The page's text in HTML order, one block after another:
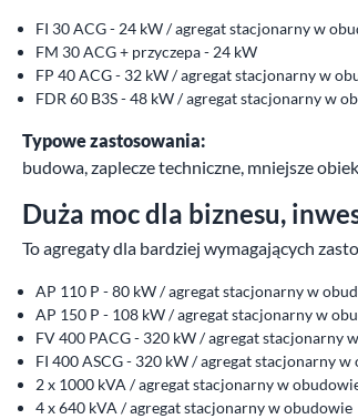
FI 30 ACG - 24 kW / agregat stacjonarny w
FM 30 ACG + przyczepa - 24 kW
FP 40 ACG - 32 kW / agregat stacjonarny w
FDR 60 B3S - 48 kW / agregat stacjonarny w
Typowe zastosowania:
budowa, zaplecze techniczne, mniejsze
Duża moc dla biznesu,
To agregaty dla bardziej wymagających
AP 110 P - 80 kW / agregat stacjonarny w
AP 150 P - 108 kW / agregat stacjonarny w
FV 400 PACG - 320 kW / agregat stacjonarny
FI 400 ASCG - 320 kW / agregat stacjonarny
2 x 1000 kVA / agregat stacjonarny w
4 x 640 kVA / agregat stacjonarny w obudowie